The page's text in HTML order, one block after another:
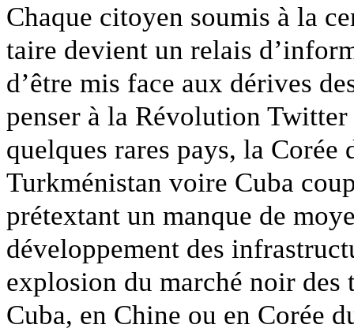
Chaque citoyen soumis à la
taire devient un relais
d’être mis face aux dérives
penser à la Révolution
quelques rares pays, la
Turkménistan voire Cuba
prétextant un manque de
développement des
explosion du marché noir
Cuba, en Chine ou en Corée